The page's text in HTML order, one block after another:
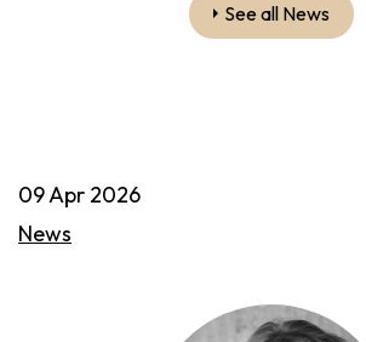
See all News
09 Apr 2026
News